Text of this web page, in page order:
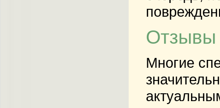
Отзывы
Многие